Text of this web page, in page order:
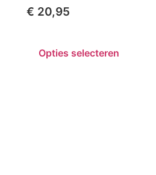
€ 20,95
Opties selecteren